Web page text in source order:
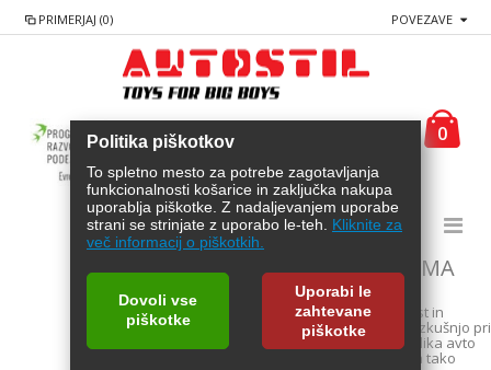
Politika piškotkov
To spletno mesto za potrebe zagotavljanja
funkcionalnosti košarice in zaključka nakupa
uporablja piškotke. Z nadaljevanjem uporabe
strani se strinjate z uporabo le-teh. Kliknite za
več informacij o piškotkih.
Dovoli vse
piškotke
Uporabi le
zahtevane
piškotke
PRIMERJAJ (0) POVEZAVE
0
AVTO OPREMA
Za udobje, varnost in
nasploh prijetno izkušnjo pri
vožnji skrbi raznolika avto
oprema, ki ponuja tako